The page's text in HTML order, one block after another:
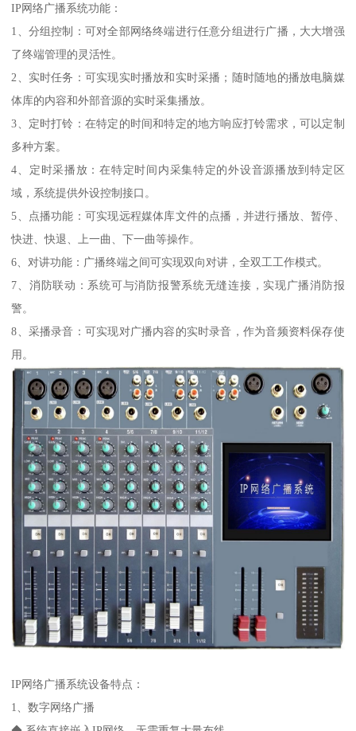
IP网络广播系统功能：
1、分组控制：可对全部网络终端进行任意分组进行广播，大大增强
了终端管理的灵活性。
2、实时任务：可实现实时播放和实时采播；随时随地的播放电脑媒
体库的内容和外部音源的实时采集播放。
3、定时打铃：在特定的时间和特定的地方响应打铃需求，可以定制
多种方案。
4、定时采播放：在特定时间内采集特定的外设音源播放到特定区
域，系统提供外设控制接口。
5、点播功能：可实现远程媒体库文件的点播，并进行播放、暂停、
快进、快退、上一曲、下一曲等操作。
6、对讲功能：广播终端之间可实现双向对讲，全双工工作模式。
7、消防联动：系统可与消防报警系统无缝连接，实现广播消防报
警。
8、采播录音：可实现对广播内容的实时录音，作为音频资料保存使
用。
IP网络广播系统设备特点：
1、数字网络广播